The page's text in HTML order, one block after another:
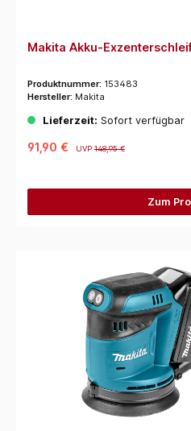
Makita Akku-
Produktnummer: 153483
Hersteller: Makita
Lieferzeit: Sofort verfügbar
91,90 € UVP148,95 €
Zum